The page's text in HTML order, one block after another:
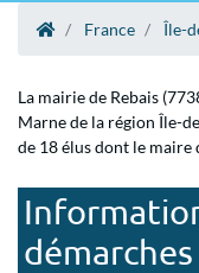
France Île-
La mairie de Rebais
Marne de la région Île-
de 18 élus dont le maire